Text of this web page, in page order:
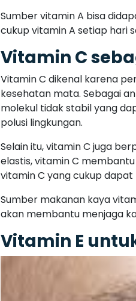
Sumber vitamin A bisa
cukup vitamin A setiap hari
Vitamin C
Vitamin C dikenal karena
kesehatan mata. Sebagai
molekul tidak stabil yang
polusi lingkungan.
Selain itu, vitamin C juga
elastis, vitamin C
vitamin C yang cukup
Sumber makanan kaya
akan membantu menjaga
Vitamin E